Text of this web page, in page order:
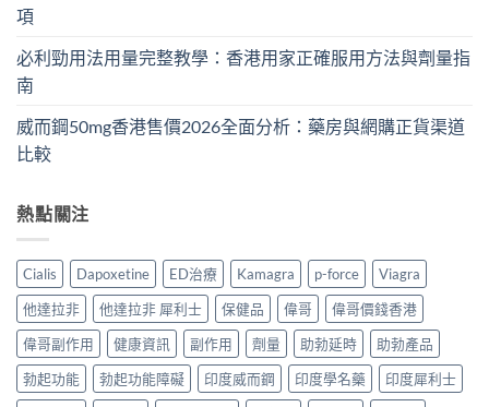
項
必利勁用法用量完整教學：香港用家正確服用方法與劑量指
南
威而鋼50mg香港售價2026全面分析：藥房與網購正貨渠道
比較
熱點關注
Cialis Dapoxetine ED治療 Kamagra p-force
Viagra
他達拉非
他達拉非 犀利士 保健品 偉哥
偉哥價錢香港
偉哥副作用
健康資訊 副作用 劑量 助勃延時
助勃產品
勃起功能
勃起功能障礙 印度威而鋼 印度學名藥
印度犀利士